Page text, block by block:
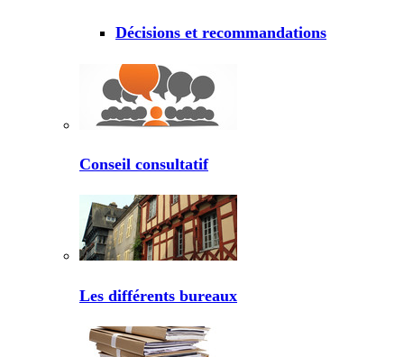
Décisions et recommandations
Conseil consultatif
Les différents bureaux